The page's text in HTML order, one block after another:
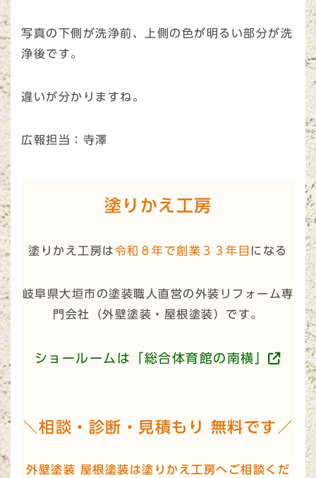
写真の下側が洗浄前、上側の色が明るい部分が洗
浄後です。
違いが分かりますね。
広報担当：寺澤
塗りかえ工房
塗りかえ工房は令和８年で創業３３年目 になる
岐阜県大垣市の塗装職人直営の外装リフォーム専
門会社（外壁塗装・屋根塗装）です。
ショールームは「総合体育館の南横」
＼相談・診断・見積もり 無料です／
外壁塗装 屋根塗装は塗りかえ工房へご相談くだ